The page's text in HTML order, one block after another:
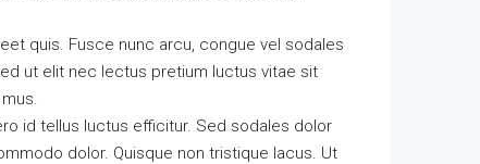
quis. Fusce nunc arcu, congue vel sodales
ut elit nec lectus pretium luctus vitae sit
id tellus luctus efficitur. Sed sodales dolor
dolor. Quisque non tristique lacus. Ut